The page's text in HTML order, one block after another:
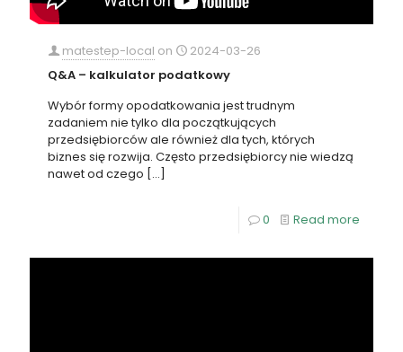
matestep-local on
2024-03-26
Q&A – kalkulator podatkowy
Wybór formy opodatkowania jest trudnym
zadaniem nie tylko dla początkujących
przedsiębiorców ale również dla tych, których
biznes się rozwija. Często przedsiębiorcy nie wiedzą
nawet od czego […]
0 Read more